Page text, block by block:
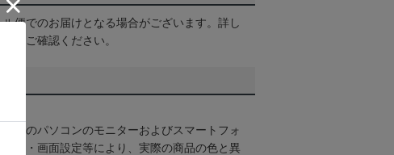
便でのお届けとなる場合がございます。詳し
をご確認ください。
使いのパソコンのモニターおよびスマートフォ
種・画面設定等により、実際の商品の色と異